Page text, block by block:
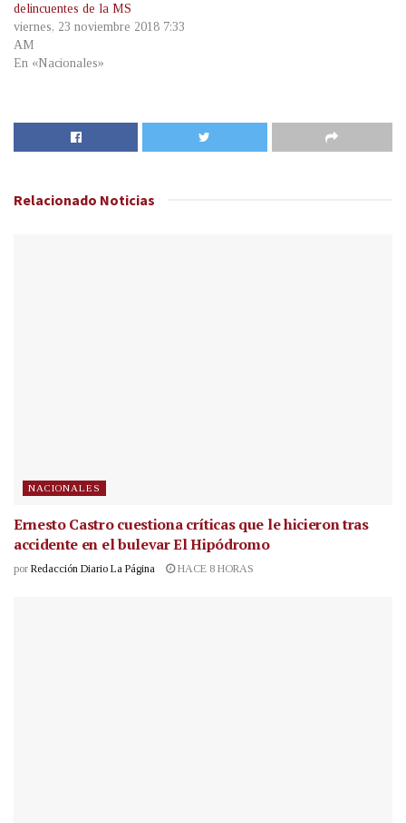
delincuentes de la MS
viernes, 23 noviembre 2018 7:33
AM
En «Nacionales»
Relacionado Noticias
NACIONALES
Ernesto Castro cuestiona críticas que le hicieron tras
accidente en el bulevar El Hipódromo
por Redacción Diario La Página HACE 8 HORAS